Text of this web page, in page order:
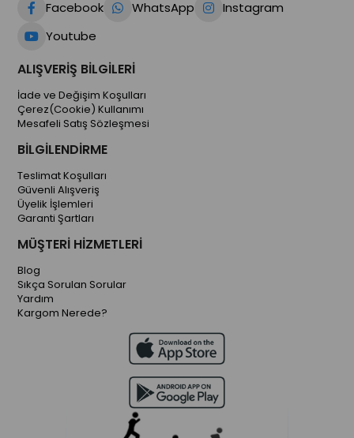
Facebook WhatsApp
Instagram
Youtube
ALIŞVERİŞ BİLGİLERİ
İade ve Değişim Koşulları
Çerez(Cookie) Kullanımı
Mesafeli Satış Sözleşmesi
BİLGİLENDİRME
Teslimat Koşulları
Güvenli Alışveriş
Üyelik İşlemleri
Garanti Şartları
MÜŞTERİ HİZMETLERİ
Blog
Sıkça Sorulan Sorular
Yardım
Kargom Nerede?